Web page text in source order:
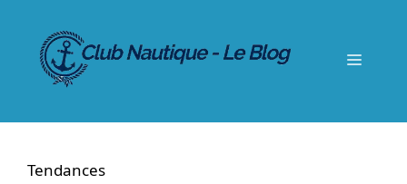
contenu
Menu
Tendances